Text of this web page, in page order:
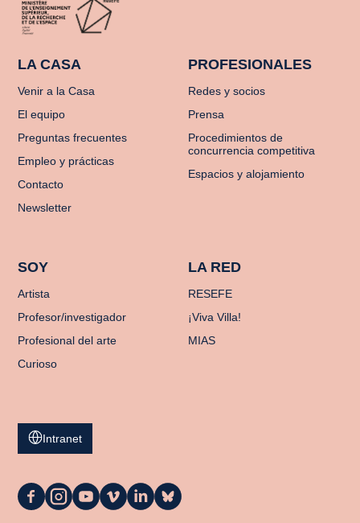
LA CASA
Venir a la Casa
El equipo
Preguntas frecuentes
Empleo y prácticas
Contacto
Newsletter
PROFESIONALES
Redes y socios
Prensa
Procedimientos de
concurrencia competitiva
Espacios y alojamiento
SOY
Artista
Profesor/investigador
Profesional del arte
Curioso
LA RED
RESEFE
¡Viva Villa!
MIAS
Intranet
La
La
La
La
La
La